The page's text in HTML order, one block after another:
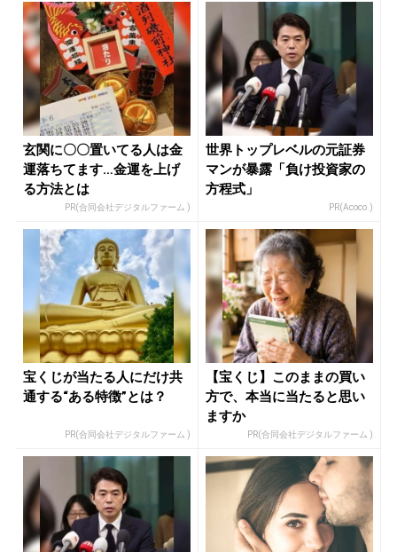
玄関に〇〇置いてる人は金
運落ちてます…金運を上げ
る方法とは
PR(合同会社デジタルファーム )
世界トップレベルの元証券
マンが暴露「負け投資家の
方程式」
PR(Acoco.)
宝くじが当たる人にだけ共
通する“ある特徴”とは？
PR(合同会社デジタルファーム )
【宝くじ】このままの買い
方で、本当に当たると思い
ますか
PR(合同会社デジタルファーム )